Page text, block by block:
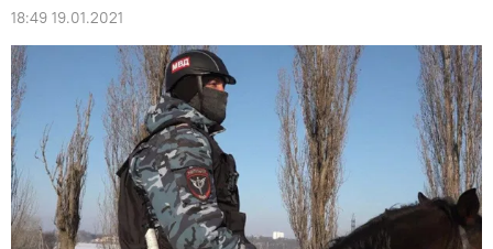
18:49 19.01.2021